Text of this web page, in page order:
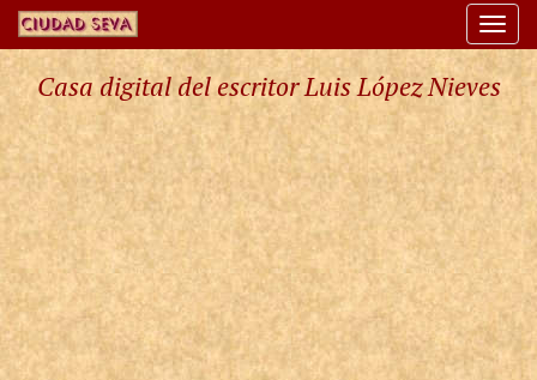
Casa digital del escritor Luis López Nieves